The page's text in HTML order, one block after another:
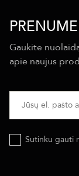
Gaukite
apie naujus
Sutinku gauti